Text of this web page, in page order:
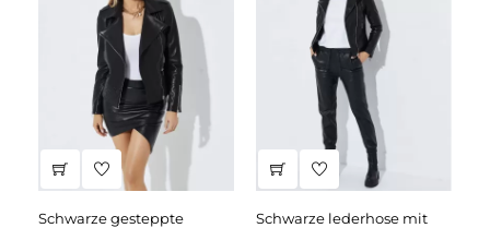
schwarze gesteppte
schwarze lederhose mit